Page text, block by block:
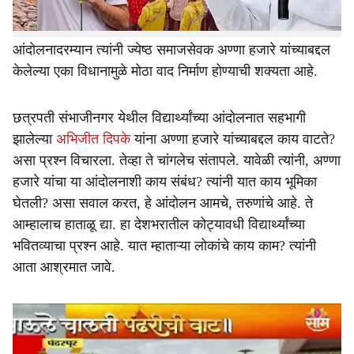
आंदोलन थांबणार नाही, अशी आक्रमक भूमिका घेणारे कॉक्रोज
जनता पार्टीचे अभिजीत दिपके यांनी घेतली. पण आता
आंदोलनादरम्यान त्यांनी ज्येष्ठ समाजसेवक अण्णा हजारे यांच्याबद्दल
केलेल्या एका विधानामुळे मोठा वाद निर्माण होण्याची शक्यता आहे.
छत्रपती संभाजीनगर येथील विद्यार्थ्यांच्या आंदोलनात सहभागी
झालेल्या अभिजीत दिपकेयांना अण्णा हजारे यांच्याबद्दल काय वाटते?
असा प्रश्न विचारला. तेव्हा ते चांगलेच संतापले. यावेळी त्यांनी, अण्णा
हजारे यांचा या आंदोलनाशी काय संबंध? त्यांनी यात काय भूमिका
घेतली? असा सवाल करत, हे आंदोलन आमचे, तरुणांचे आहे. ते
आम्हालाच हाताळू द्या. हा देशभरातील कोट्यावधी विद्यार्थ्यांच्या
भवितव्याचा प्रश्न आहे. यात म्हाताऱ्या लोकांचे काय काम? त्यांनी
आता आश्रमात जावे.